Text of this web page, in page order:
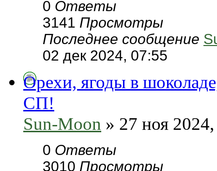
0 Ответы
3141 Просмотры
Последнее сообщение
02 дек 2024, 07:55
Орехи, ягоды в
СП!
Sun-Moon » 27 ноя
0 Ответы
3010 Просмотры